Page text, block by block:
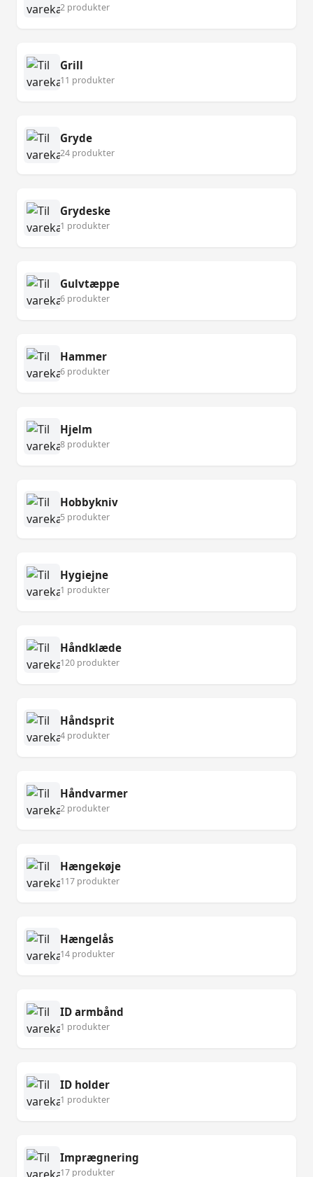
2 produkter
Grill
11 produkter
Gryde
24 produkter
Grydeske
1 produkter
Gulvtæppe
6 produkter
Hammer
6 produkter
Hjelm
8 produkter
Hobbykniv
5 produkter
Hygiejne
1 produkter
Håndklæde
120 produkter
Håndsprit
4 produkter
Håndvarmer
2 produkter
Hængekøje
117 produkter
Hængelås
14 produkter
ID armbånd
1 produkter
ID holder
1 produkter
Imprægnering
17 produkter